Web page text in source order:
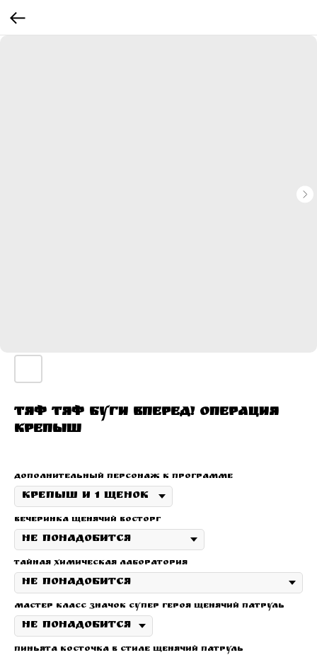
Тяф тяф Буги вперед! Операция
Крепыш
дополнительный персонаж к программе
Вечеринка щенячий восторг
Тайная химическая лаборатория
Мастер класс значок супер героя щенячий патруль
Пиньята косточка в стиле щенячий патруль